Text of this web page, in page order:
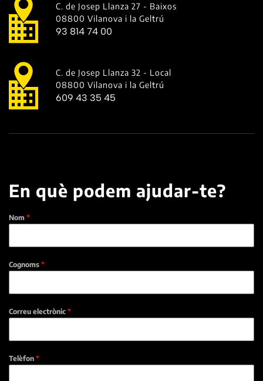
C. de Josep Llanza 27 - Baixos
08800 Vilanova i la Geltrú
93 814 74 00
C. de Josep Llanza 32 - Local
08800 Vilanova i la Geltrú
609 43 35 45
En què podem ajudar-te?
Nom *
Cognoms *
Correu electrònic *
Telèfon *